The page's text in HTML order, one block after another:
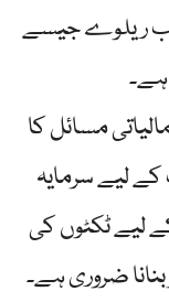
ریلوے جیسے
مسائل کا
کے لیے سرمایہ
لیے ٹکٹوں کی
ضروری ہے۔